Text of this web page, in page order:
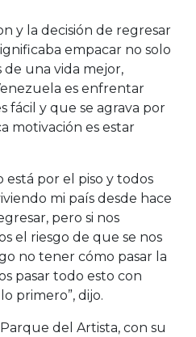
y la decisión de regresar
empacar no solo
de una vida mejor,
es enfrentar
fácil y que se agrava por
motivación es estar
está por el piso y todos
mi país desde hace
pero si nos
el riesgo de que se nos
no tener cómo pasar la
pasar todo esto con
primero”, dijo.
del Artista, con su